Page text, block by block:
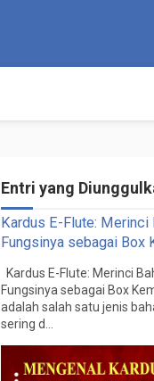
Entri yang
Kardus E-Flute: Merinci
Fungsinya sebagai Box
Kardus E-Flute: Merinci
Fungsinya sebagai Box
adalah salah satu jenis
sering d...